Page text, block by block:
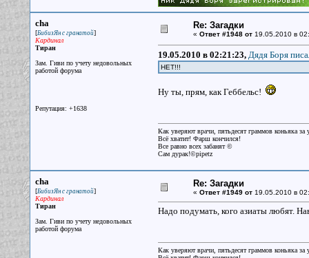
cha
[БибизЯн с гранатой]
Кардинал
Тиран
Зам. Гиви по учету недовольных
работой форума
Репутация: +1638
Re: Загадки
« Ответ #1948 от19.05.2010 в
19.05.2010 в 02:21:23, Дядя Боря
НЕТ!!!
Ну ты, прям, как Геббельс!
Как уверяют врачи, пятьдесят граммов коньяка
Всё хватит! Фарш кончился!
Все равно всех забанят ©
Сам дурак!©pipetz
cha
[БибизЯн с гранатой]
Кардинал
Тиран
Зам. Гиви по учету недовольных
работой форума
Re: Загадки
« Ответ #1949 от19.05.2010 в
Надо подумать, кого азиаты любят.
Как уверяют врачи, пятьдесят граммов коньяка